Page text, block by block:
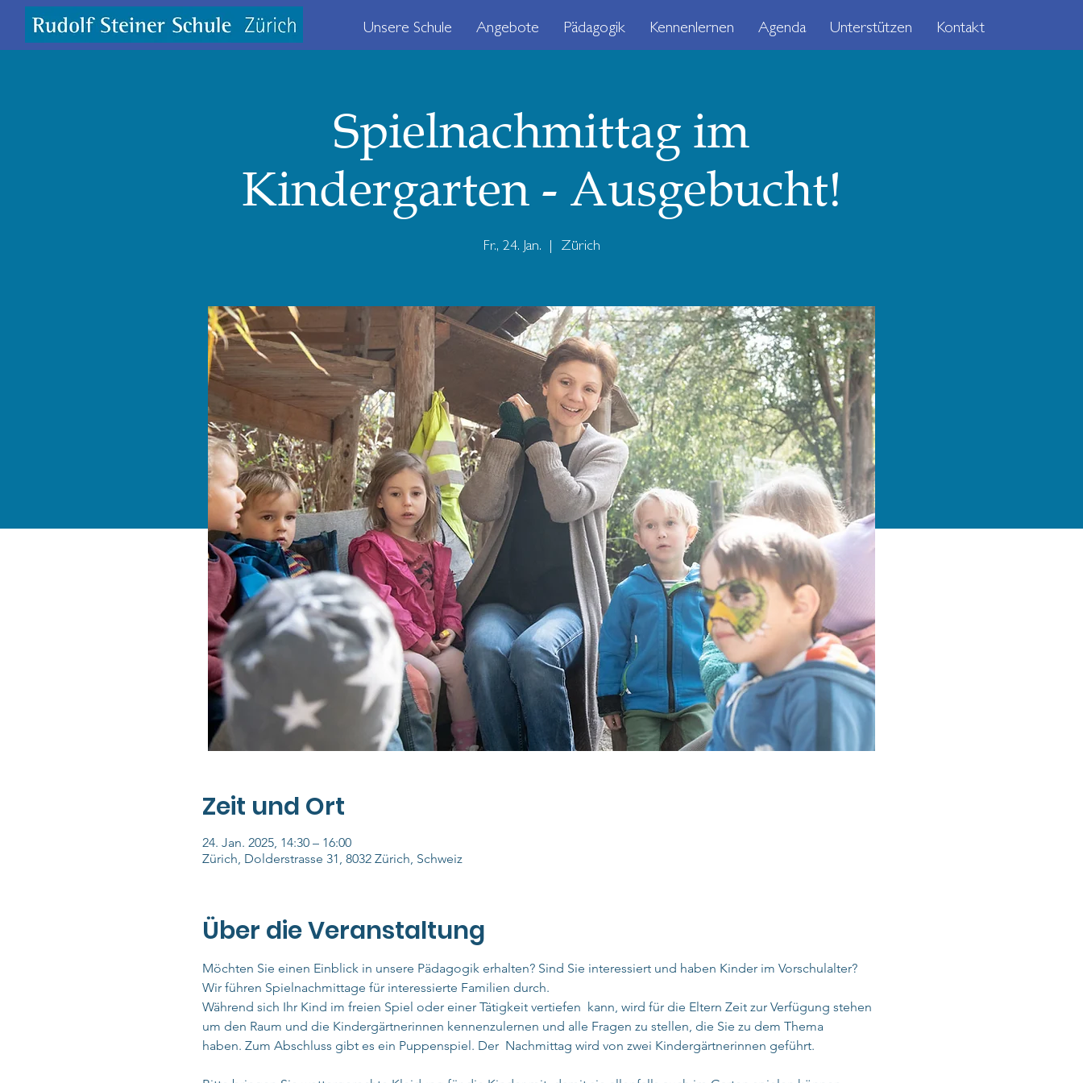
Unsere Schule Angebote Pädagogik Kennenlernen Agenda Unterstützen Kontakt
Spielnachmittag im
Kindergarten - Ausgebucht!
Fr., 24. Jan. Zürich
Zeit und Ort
24. Jan. 2025, 14:30 – 16:00
Zürich, Dolderstrasse 31, 8032 Zürich, Schweiz
Über die Veranstaltung
Möchten Sie einen Einblick in unsere Pädagogik erhalten? Sind Sie interessiert und haben Kinder im Vorschulalter?
Wir führen Spielnachmittage für interessierte Familien durch.
Während sich Ihr Kind im freien Spiel oder einer Tätigkeit vertiefen  kann, wird für die Eltern Zeit zur Verfügung stehen
um den Raum und die Kindergärtnerinnen kennenzulernen und alle Fragen zu stellen, die Sie zu dem Thema
haben. Zum Abschluss gibt es ein Puppenspiel. Der  Nachmittag wird von zwei Kindergärtnerinnen geführt.